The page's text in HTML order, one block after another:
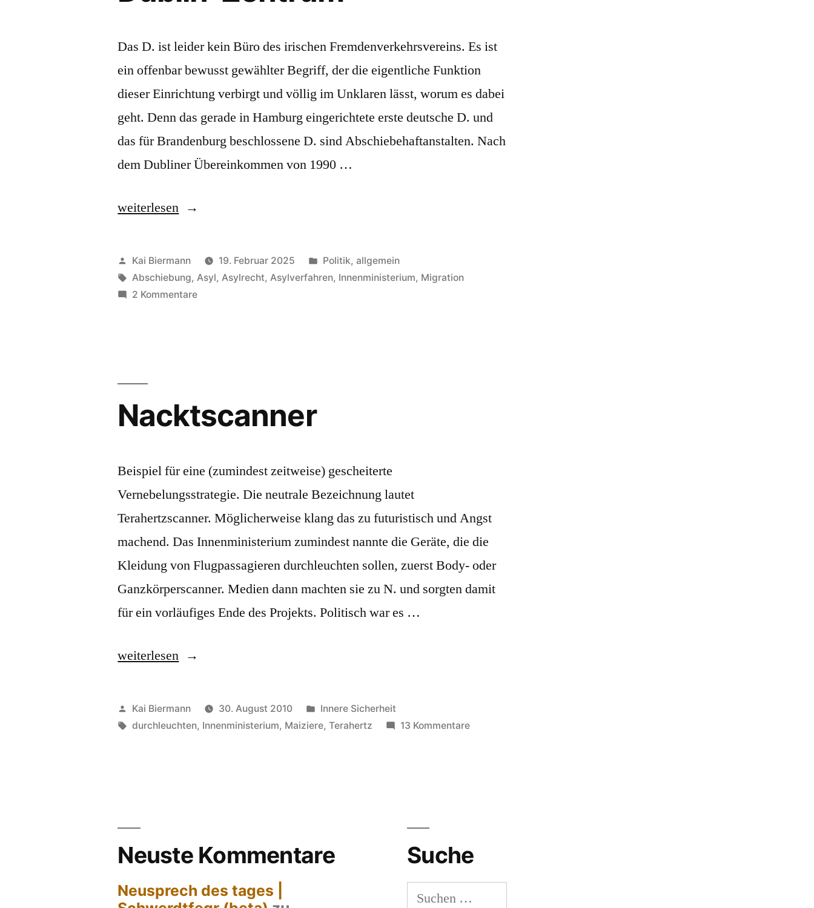
Das D. ist leider kein Büro des irischen Fremdenverkehrsvereins. Es ist
ein offenbar bewusst gewählter Begriff, der die eigentliche Funktion
dieser Einrichtung verbirgt und völlig im Unklaren lässt, worum es dabei
geht. Denn das gerade in Hamburg eingerichtete erste deutsche D. und
das für Brandenburg beschlossene D. sind Abschiebehaftanstalten. Nach
dem Dubliner Übereinkommen von 1990 …
„Dublin-
weiterlesen
Veröffentlicht
von
Kai Biermann 19. Februar 2025
Veröffentlicht
in
Politik, allgemein
Schlagwörter:
Abschiebung, Asyl, Asylrecht, Asylverfahren, Innenministerium, Migration
2 Kommentarezu
Nacktscanner
Beispiel für eine (zumindest zeitweise) gescheiterte
Vernebelungsstrategie. Die neutrale Bezeichnung lautet
Terahertzscanner. Möglicherweise klang das zu futuristisch und Angst
machend. Das Innenministerium zumindest nannte die Geräte, die die
Kleidung von Flugpassagieren durchleuchten sollen, zuerst Body- oder
Ganzkörperscanner. Medien dann machten sie zu N. und sorgten damit
für ein vorläufiges Ende des Projekts. Politisch war es …
„Nacktscanner“
weiterlesen
Veröffentlicht
von
Kai Biermann 30. August 2010
Veröffentlicht
in
Innere Sicherheit
Schlagwörter:
durchleuchten, Innenministerium, Maiziere,Terahertz 13 Kommentarezu
Neuste Kommentare
Neusprech des tages |
Suche
Suchen